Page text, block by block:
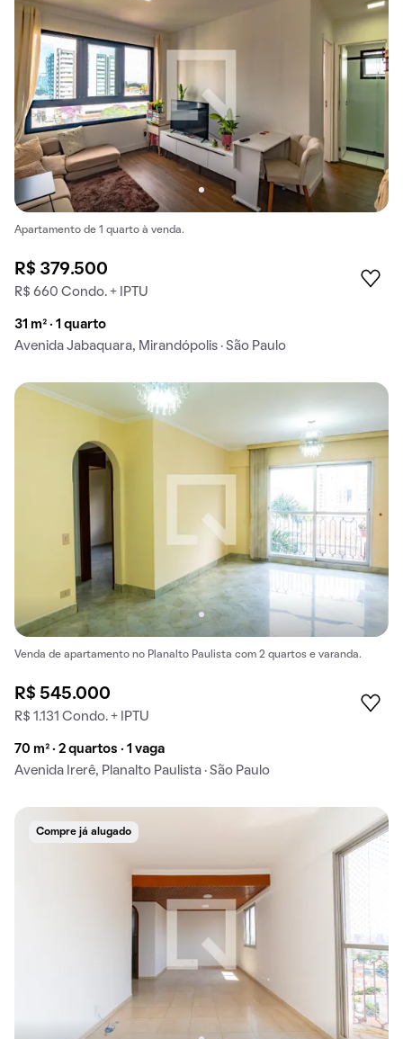
Apartamento de 1 quarto à venda.
R$ 379.500
R$ 660 Condo. + IPTU
31 m² · 1 quarto
Avenida Jabaquara, Mirandópolis · São Paulo
Venda de apartamento no Planalto Paulista com 2 quartos e varanda.
R$ 545.000
R$ 1.131 Condo. + IPTU
70 m² · 2 quartos · 1 vaga
Avenida Irerê, Planalto Paulista · São Paulo
Compre já alugado